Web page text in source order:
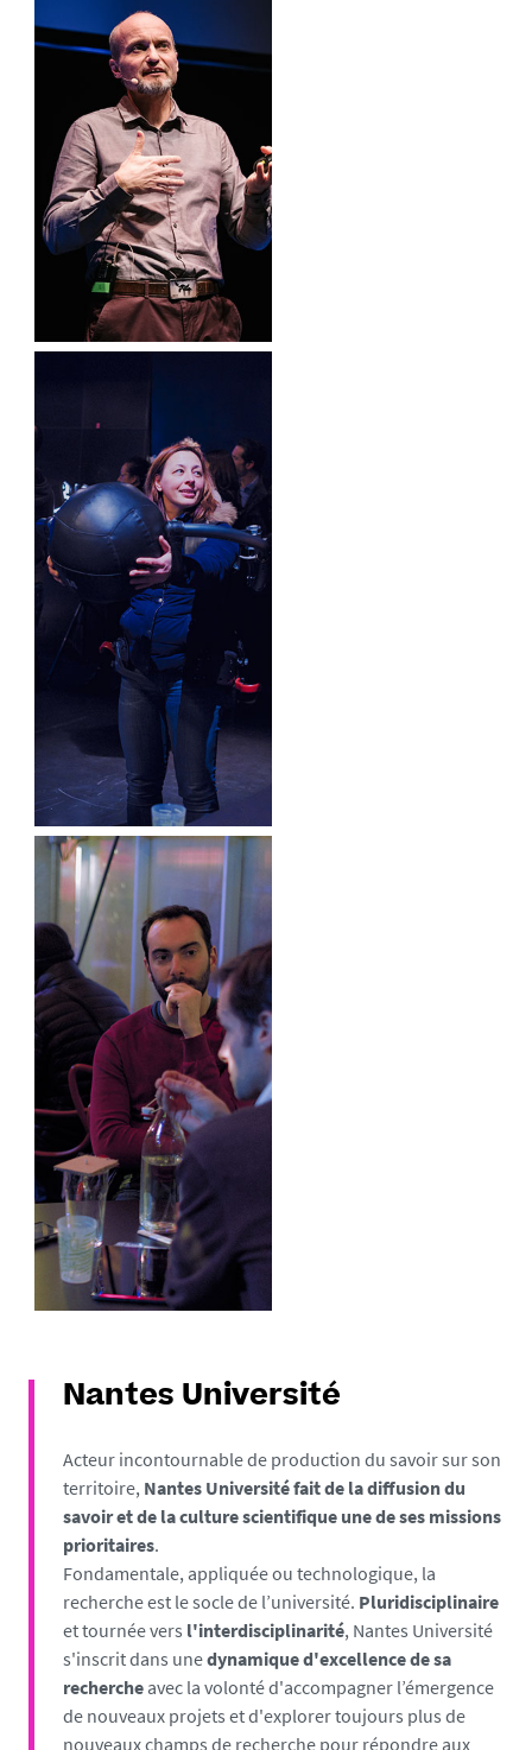
Nantes Université
Acteur incontournable de production du savoir sur son
territoire, Nantes Université fait de la diffusion du
savoir et de la culture scientifique une de ses missions
prioritaires.
Fondamentale, appliquée ou technologique, la
recherche est le socle de l’université. Pluridisciplinaire
et tournée vers l'interdisciplinarité, Nantes Université
s'inscrit dans unedynamique d'excellence de sa
recherche avec la volonté d'accompagner l’émergence
de nouveaux projets et d'explorer toujours plus de
nouveaux champs de recherche pour répondre aux